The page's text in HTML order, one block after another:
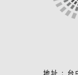
地址 : 台